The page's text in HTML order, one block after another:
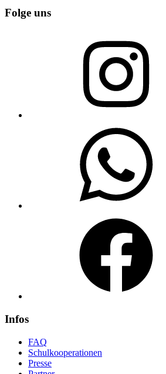
Folge uns
Infos
FAQ
Schulkooperationen
Presse